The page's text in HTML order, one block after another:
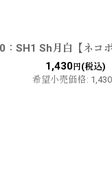
SH1 Sh月白【ネコポ
1,430円(税込)
希望小売価格: 1,430